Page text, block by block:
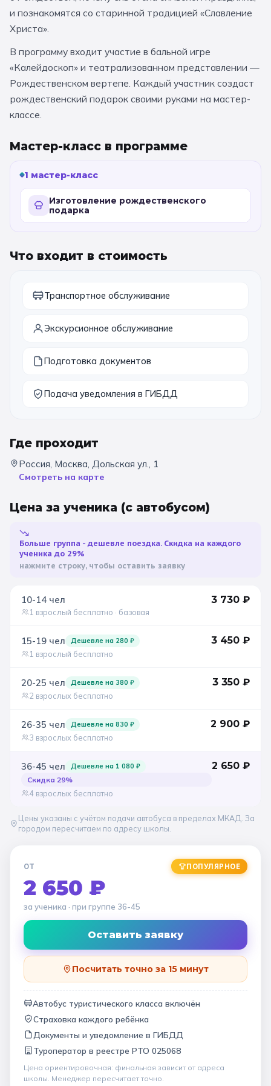
За кулисами театров
Усадьбы и заповедники
Народные промыслы Интерактивные
Квесты Мастер-классы
🎓 ПО КЛАССАМ
Все классы
11 класс
📚 ПО ПРЕДМЕТАМ
Дарвиновский музей Ещё 6
Подмосковье
Санкт-Петербург
Великий Новгород Алтай Архангельск
и познакомятся со старинной традицией «Славление
Христа».
В программу входит участие в бальной игре
«Калейдоскоп» и театрализованном представлении —
Рождественском вертепе. Каждый участник создаст
рождественский подарок своими руками на мастер-
классе.
Мастер-класс в программе
1 мастер-класс
Изготовление рождественского
подарка
Что входит в стоимость
Транспортное обслуживание
Экскурсионное обслуживание
Подготовка документов
Подача уведомления в ГИБДД
Где проходит
Россия, Москва, Дольская ул., 1
Смотреть на карте
Цена за ученика (с автобусом)
Больше группа - дешевле поездка. Скидка на каждого
ученика до 29%
нажмите строку, чтобы оставить заявку
10-14 чел
1 взрослый бесплатно · базовая
3 730 ₽
15-19 чел Дешевле на 280 ₽
1 взрослый бесплатно
3 450 ₽
20-25 чел Дешевле на 380 ₽
2 взрослых бесплатно
3 350 ₽
26-35 чел Дешевле на 830 ₽
3 взрослых бесплатно
2 900 ₽
36-45 чел
Скидка 29%
Дешевле на 1 080 ₽
4 взрослых бесплатно
2 650 ₽
Цены указаны с учётом подачи автобуса в пределах МКАД. За
городом пересчитаем по адресу школы.
ОТ ПОПУЛЯРНОЕ
2 650 ₽
за ученика · при группе 36-45
Оставить заявку
Посчитать точно за 15 минут
Автобус туристического класса включён
Страховка каждого ребёнка
Документы и уведомление в ГИБДД
Туроператор в реестре РТО 025068
Цена ориентировочная: финальная зависит от адреса
школы . Менеджер пересчитает точно.